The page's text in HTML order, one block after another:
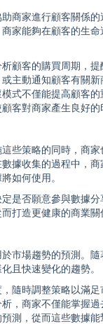
商家進行顧客關係
家能夠在顧客的生
顧客的購買周期，
主動通知顧客有關
式不僅能提高顧客
客對商家產生良好的
些策略的同時，商
據收集的過程中，商
如何使用。
是否願意參與數據
打造更健康的商業關
市場趨勢的預測。
且快速變化的趨勢。
隨時調整策略以滿
，商家不僅能掌握
測，從而這些數據